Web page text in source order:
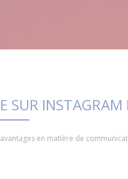
SUR
en matière de